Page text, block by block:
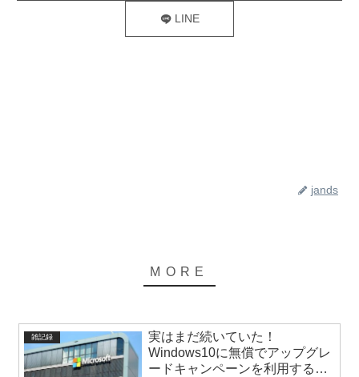
LINE
jands
雑記録
実はまだ続いていた！
Windows10に無償でアップグレ
ードキャンペーンを利用する方